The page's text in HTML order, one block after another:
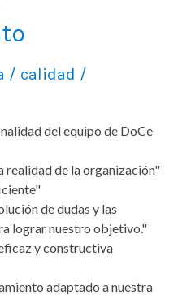
/ calidad /
del equipo de DoCe
realidad de la organización"
de dudas y las
lograr nuestro objetivo."
y constructiva
adaptado a nuestra